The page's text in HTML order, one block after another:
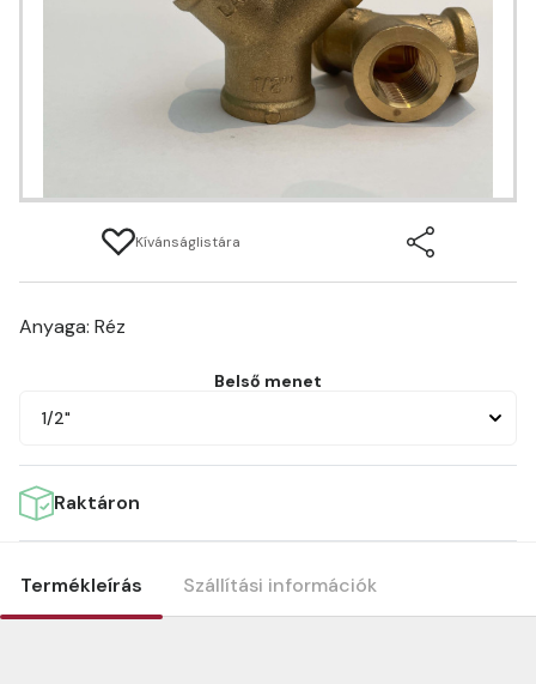
Kívánságlistára
Anyaga: Réz
Belső menet
1/2"
Raktáron
Termékleírás Szállítási információk